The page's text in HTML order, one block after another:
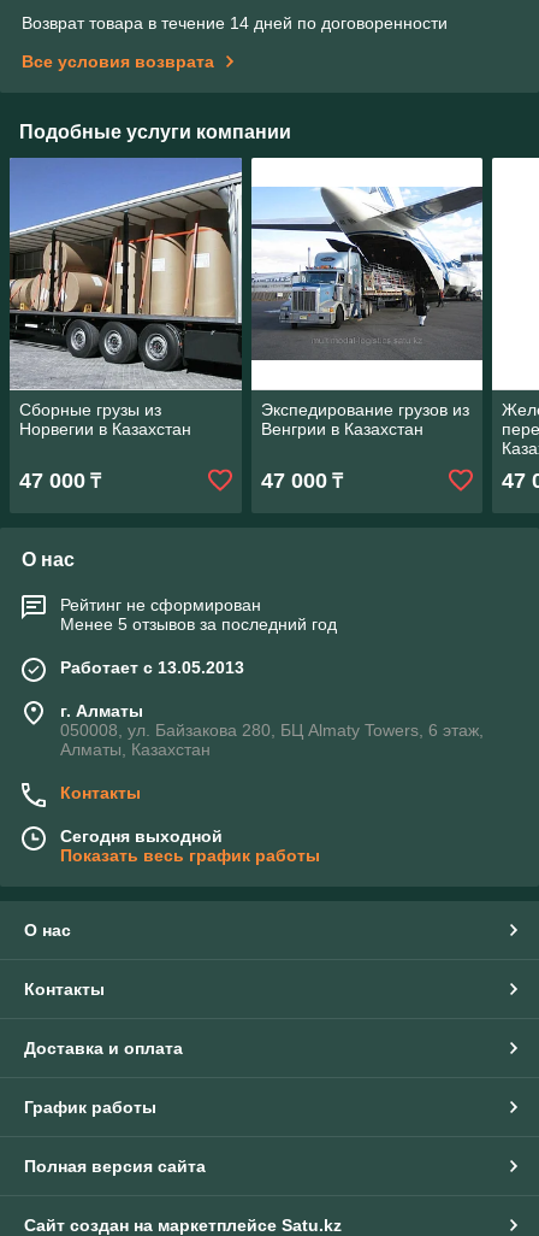
Возврат товара в течение 14 дней по договоренности
Все условия возврата
Подобные услуги компании
Сборные грузы из
Норвегии в Казахстан
47 000 ₸
Экспедирование грузов из
Венгрии в Казахстан
47 000₸ 47
О нас
Рейтинг не сформирован
Менее 5 отзывов за последний год
Работает с 13.05.2013
г. Алматы
050008, ул. Байзакова 280, БЦ Almaty Towers, 6 этаж,
Алматы, Казахстан
Контакты
Сегодня выходной
Показать весь график работы
О нас
Контакты
Доставка и оплата
График работы
Полная версия сайта
Сайт создан на маркетплейсе Satu.kz